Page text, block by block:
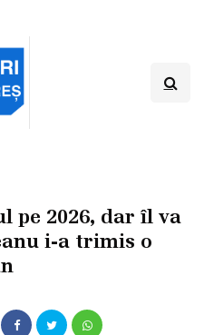
pe 2026, dar îl va
i-a trimis o